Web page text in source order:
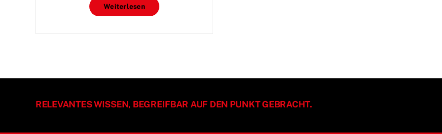
Weiterlesen
RELEVANTES WISSEN, BEGREIFBAR AUF DEN PUNKT GEBRACHT.